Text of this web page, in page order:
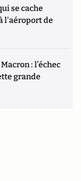
se cache
l'aéroport de
: l’échec
grande